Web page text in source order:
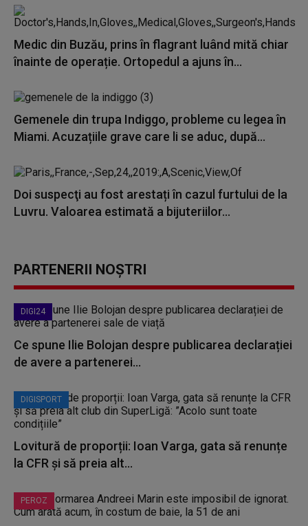
Medic din Buzău, prins în flagrant luând mită chiar
înainte de operație. Ortopedul a ajuns în...
Gemenele din trupa Indiggo, probleme cu legea în
Miami. Acuzațiile grave care li se aduc, după...
Doi suspecţi au fost arestați în cazul furtului de la
Luvru. Valoarea estimată a bijuteriilor...
PARTENERII NOȘTRI
DIGI24
Ce spune Ilie Bolojan despre publicarea declarației
de avere a partenerei...
DIGISPORT
Lovitură de proporții: Ioan Varga, gata să renunțe
la CFR și să preia alt...
PEROZ